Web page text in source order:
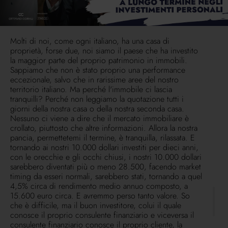
10.000 euro, 10.000 dollari, qualsiasi valuta va bene,
investiti costantemente per dieci anni, orecchie e occhi
Molti di noi, come ogni italiano, ha una casa di
proprietà, forse due, noi siamo il paese che ha investito
la maggior parte del proprio patrimonio in immobili.
Sappiamo che non è stato proprio una performance
eccezionale, salvo che in rarissime aree del nostro
territorio italiano. Ma perché l'immobile ci lascia
tranquilli? Perché non leggiamo la quotazione tutti i
giorni della nostra casa o della nostra seconda casa.
Nessuno ci viene a dire che il mercato immobiliare è
crollato, piuttosto che altre informazioni. Allora la nostra
pancia, permettetemi il termine, è tranquilla, rilassata. E
tornando ai nostri 10.000 dollari investiti per dieci anni,
con le orecchie e gli occhi chiusi, i nostri 10.000 dollari
sarebbero diventati più o meno 28.500, facendo market
timing da esseri normali, sarebbero stati, tornando a quel
4,5% circa di rendimento medio annuo composto, a
15.600 euro circa. E avremmo perso tanto valore. So
che è difficile, ma il buon investitore, colui il quale
conosce il proprio consulente finanziario e viceversa il
consulente finanziario conosce il proprio cliente, la